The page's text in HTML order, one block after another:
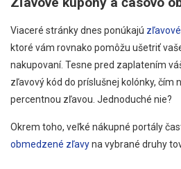
Viaceré stránky dnes ponúkajú
ktoré vám rovnako pomôžu ušetriť
nakupovaní. Tesne pred zaplatením
zľavový kód do príslušnej kolónky, čím
percentnou zľavou. Jednoduché nie?
Okrem toho, veľké nákupné portály
obmedzené zľavyna vybrané druhy